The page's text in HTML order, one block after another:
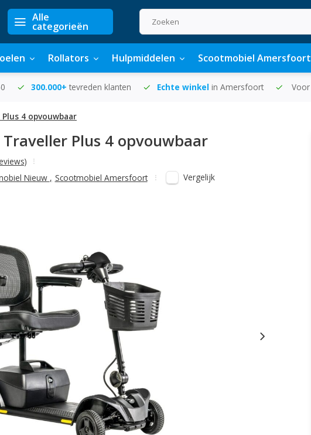
Alle
categorieën
Rollators Hulpmiddelen Scootmobiel Amersfoort
300.000+ tevreden klanten Echte winkel in Amersfoort Voor
4 opvouwbaar
Traveller Plus 4 opvouwbaar
Nieuw , Scootmobiel Amersfoort Vergelijk